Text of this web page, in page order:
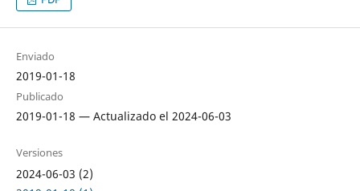
Enviado
2019-01-18
Publicado
2019-01-18 — Actualizado el 2024-06-03
Versiones
2024-06-03 (2)